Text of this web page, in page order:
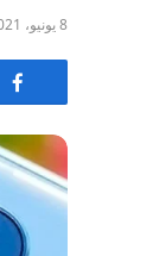
8 يونيو، 2021